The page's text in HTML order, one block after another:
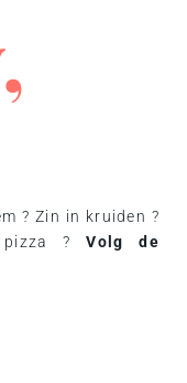
? Zin in kruiden ?
pizza ?Volg de